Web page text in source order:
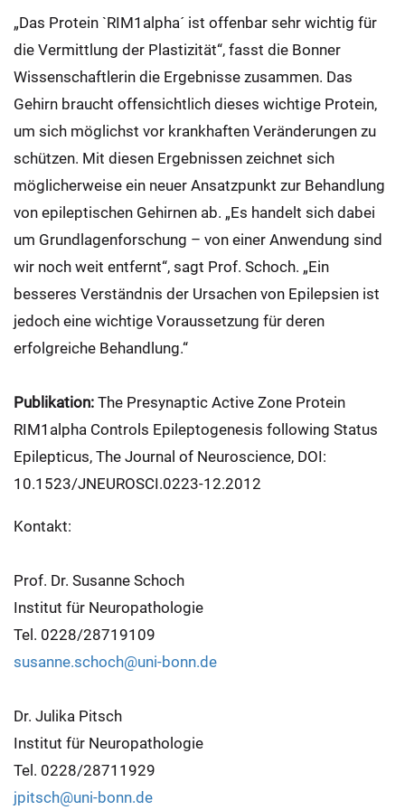
„Das Protein `RIM1alpha´ ist offenbar sehr wichtig für
die Vermittlung der Plastizität“, fasst die Bonner
Wissenschaftlerin die Ergebnisse zusammen. Das
Gehirn braucht offensichtlich dieses wichtige Protein,
um sich möglichst vor krankhaften Veränderungen zu
schützen. Mit diesen Ergebnissen zeichnet sich
möglicherweise ein neuer Ansatzpunkt zur Behandlung
von epileptischen Gehirnen ab. „Es handelt sich dabei
um Grundlagenforschung – von einer Anwendung sind
wir noch weit entfernt“, sagt Prof. Schoch. „Ein
besseres Verständnis der Ursachen von Epilepsien ist
jedoch eine wichtige Voraussetzung für deren
erfolgreiche Behandlung.“
Publikation: The Presynaptic Active Zone Protein
RIM1alpha Controls Epileptogenesis following Status
Epilepticus, The Journal of Neuroscience, DOI:
10.1523/JNEUROSCI.0223-12.2012
Kontakt:
Prof. Dr. Susanne Schoch
Institut für Neuropathologie
Tel. 0228/28719109
susanne.schoch@uni-bonn.de
Dr. Julika Pitsch
Institut für Neuropathologie
Tel. 0228/28711929
jpitsch@uni-bonn.de